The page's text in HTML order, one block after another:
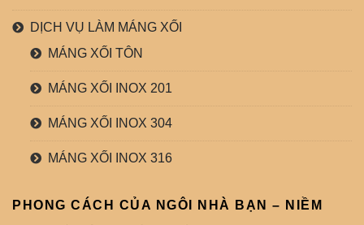
DỊCH VỤ LÀM MÁNG XỐI
MÁNG XỐI TÔN
MÁNG XỐI INOX 201
MÁNG XỐI INOX 304
MÁNG XỐI INOX 316
PHONG CÁCH CỦA NGÔI NHÀ BẠN – NIỀM